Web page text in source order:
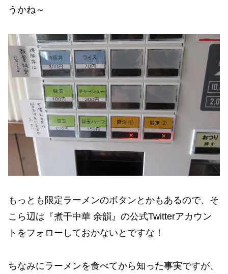
うかね～
もっとも限定ラーメンのボタンとかもあるので、そ
こら辺は『煮干中華 余韻』の公式Twitterアカウン
トをフォローしておかないとですな！
ちなみにラーメンを食べてから知った事実ですが、